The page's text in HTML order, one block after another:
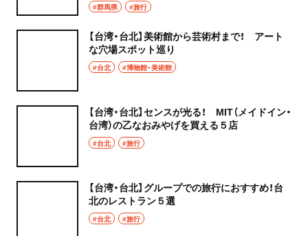
#群馬県 #旅行
【台湾・台北】美術館から芸術村まで！ アート
な穴場スポット巡り
#台北 #博物館・美術館
【台湾・台北】センスが光る！ MIT（メイドイン・
台湾）の乙なおみやげを買える５店
#台北 #旅行
【台湾・台北】グループでの旅行におすすめ！台
北のレストラン５選
#台北 #旅行